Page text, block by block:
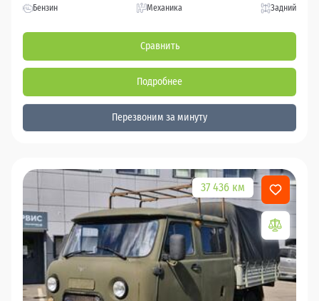
Бензин Механика Задний
Сравнить
Подробнее
Перезвоним за минуту
37 436 км